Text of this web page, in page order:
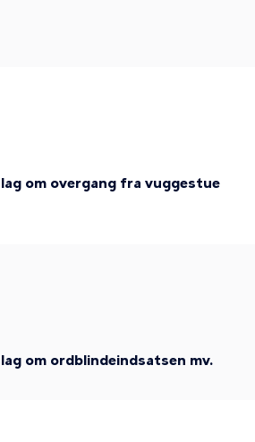
om overgang fra vuggestue
om ordblindeindsatsen mv.